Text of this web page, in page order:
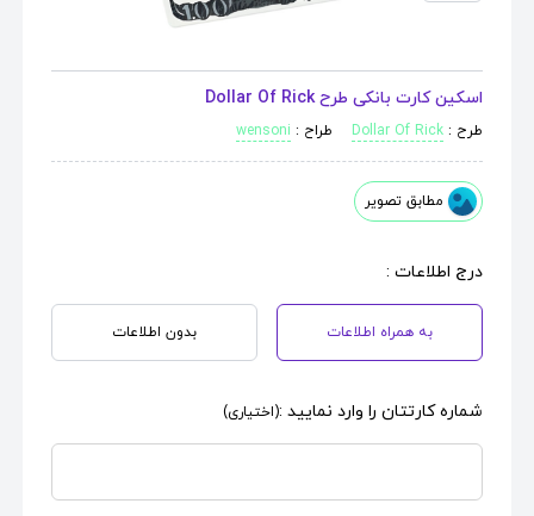
اسکین کارت بانکی طرح Dollar Of Rick
طرح : Dollar Of Rick طراح : wensoni
درج اطلاعات :
به همراه اطلاعات بدون اطلاعات
شماره کارتتان را وارد نمایید :(اختیاری)
مطابق تصویر